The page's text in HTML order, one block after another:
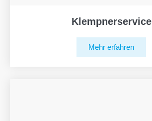
Klempnerservice
Mehr erfahren